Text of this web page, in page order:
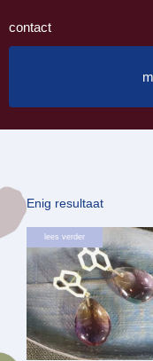
contact
Enig resultaat
lees verder